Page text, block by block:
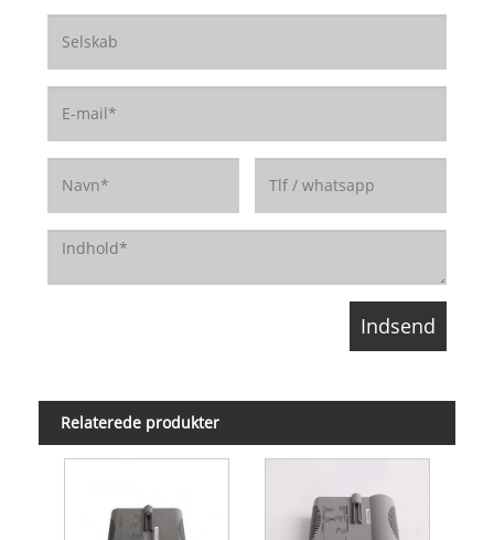
Relaterede produkter